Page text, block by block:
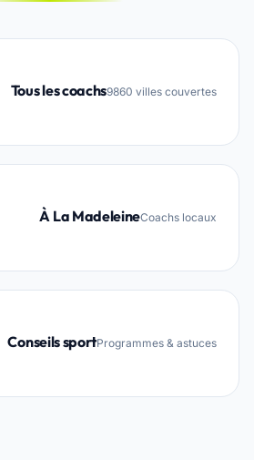
Tous les coachs9860 villes couvertes
À La MadeleineCoachs locaux
Conseils sportProgrammes & astuces